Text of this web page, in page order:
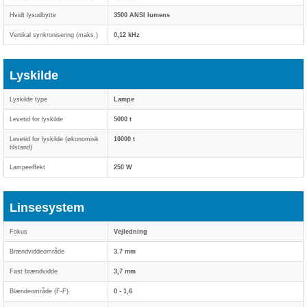
Hvidt lysudbytte 3500 ANSI lumens
Vertikal synkronisering (maks.) 0,12 kHz
Lyskilde
Lyskilde type Lampe
Levetid for lyskilde 5000 t
Levetid for lyskilde (økonomisk
tilstand)
10000 t
Lampeeffekt 250 W
Linsesystem
Fokus Vejledning
Brændviddeområde 3.7 mm
Fast brændvidde 3,7 mm
Blændeområde (F-F) 0 - 1,6